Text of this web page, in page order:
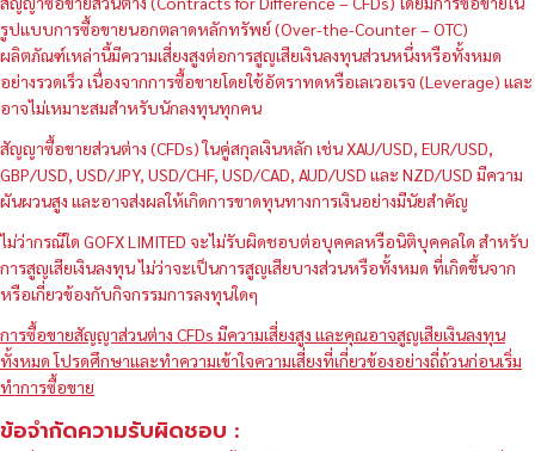
รูปแบบการซื้อขายนอกตลาดหลักทรัพย์ (Over-the-Counter – OTC)
ผลิตภัณฑ์เหล่านี้มีความเสี่ยงสูงต่อการสูญเสียเงินลงทุนส่วนหนึ่งหรือทั้งหมด
อย่างรวดเร็ว เนื่องจากการซื้อขายโดยใช้อัตราทดหรือเลเวอเรจ (Leverage) และ
อาจไม่เหมาะสมสำหรับนักลงทุนทุกคน
สัญญาซื้อขายส่วนต่าง (CFDs) ในคู่สกุลเงินหลัก เช่น XAU/USD, EUR/USD,
GBP/USD, USD/JPY, USD/CHF, USD/CAD, AUD/USD และ NZD/USD มีความ
ผันผวนสูง และอาจส่งผลให้เกิดการขาดทุนทางการเงินอย่างมีนัยสำคัญ
ไม่ว่ากรณีใด GOFX LIMITED จะไม่รับผิดชอบต่อบุคคลหรือนิติบุคคลใด สำหรับ
การสูญเสียเงินลงทุน ไม่ว่าจะเป็นการสูญเสียบางส่วนหรือทั้งหมด ที่เกิดขึ้นจาก
หรือเกี่ยวข้องกับกิจกรรมการลงทุนใดๆ
การซื้อขายสัญญาส่วนต่าง CFDs มีความเสี่ยงสูง และคุณอาจสูญเสียเงินลงทุน
ทั้งหมด โปรดศึกษาและทำความเข้าใจความเสี่ยงที่เกี่ยวข้องอย่างถี่ถ้วนก่อนเริ่ม
ทำการซื้อขาย
ข้อจำกัดความรับผิดชอบ :